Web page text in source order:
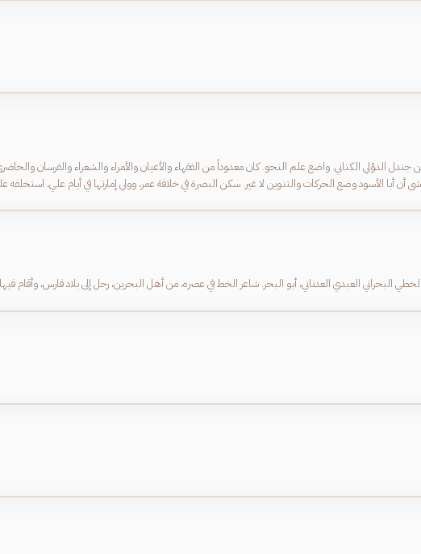
الدؤلي الكناني. واضع علم النحو. كان معدوداً من الفقهاء والأعيان والأمراء والشعراء والفرسان
أن أبا الأسود وضع الحركات والتنوين لا غير. سكن البصرة في خلافة عمر، وولي إمارتها في أيام علي،
العدناني، أبو البحر. شاعر الخط في عصره، من أهل البحرين، رحل إلى بلاد فارس، وأقام فيها إلى أن توفي. له ديوان شعر اشتهر في حياته. و العبدي